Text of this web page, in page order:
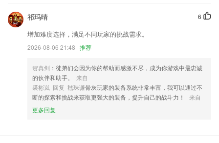
6
祁玛晴
增加难度选择，满足不同玩家的挑战需求。
2026-08-06 21:48 推荐
贺真剑 ：徒弟们会因为你的帮助而感激不尽，成为你游戏中最忠诚
的伙伴和助手。
来自
裘彬岚 回复 嵇珠谦骨灰玩家的装备系统非常丰富，我可以通过不
断的探索和挑战来获取更强大的装备，提升自己的战斗力！
来自
更多回复